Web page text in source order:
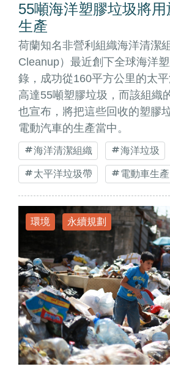
55噸海洋塑膠垃圾將
生產
荷蘭知名非營利組織海洋清潔
Cleanup）最近創下全球海洋
錄，成功從160平方公里的太
高達55噸塑膠垃圾，而該組織
也宣布，將把這些回收的塑膠
電動汽車的生產當中。
海洋清潔組織 海洋垃圾
太平洋垃圾帶 電動車生產
環境 永續規劃